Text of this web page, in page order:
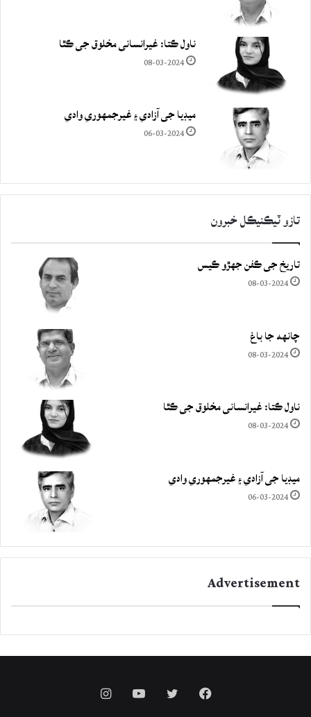
ناول ڪتا: غيرانساني مخلوق جي ڪٿا
08-03-2024
ميڊيا جي آزادي ۽ غيرجمھوري وادي
06-03-2024
تازو ٽيڪنيڪل خبرون
تاريخ جي ڪفن جھڙو ڪيس
08-03-2024
چانهه جا باغ
08-03-2024
ناول ڪتا: غيرانساني مخلوق جي ڪٿا
08-03-2024
ميڊيا جي آزادي ۽ غيرجمھوري وادي
06-03-2024
Advertisement
Facebook
Twitter
YouTube